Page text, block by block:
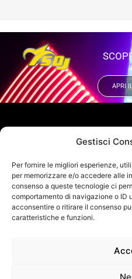
Gestisci
Per fornire le migliori esperienze,
per memorizzare e/o accedere alle
consenso a queste tecnologie ci
comportamento di navigazione o ID
acconsentire o ritirare il consenso
caratteristiche e funzioni.
APRI
INFO DI CONTATTO
Via alla Ruenia 37/43, CAP
VUOI